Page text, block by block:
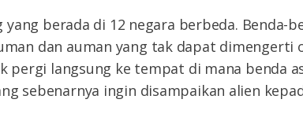
yang berada di 12 negara berbeda. Benda-
dan auman yang tak dapat dimengerti
pergi langsung ke tempat di mana benda
sebenarnya ingin disampaikan alien